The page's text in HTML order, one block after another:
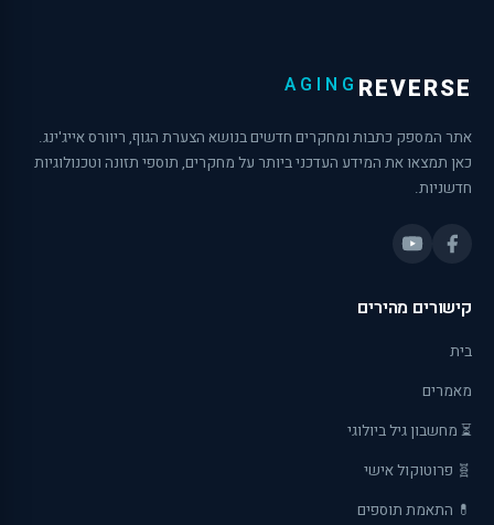
REVERSE
AGING
אתר המספק כתבות ומחקרים חדשים בנושא הצערת הגוף, ריוורס אייג'ינג.
כאן תמצאו את המידע העדכני ביותר על מחקרים, תוספי תזונה וטכנולוגיות
חדשניות.
קישורים מהירים
בית
מאמרים
⏳ מחשבון גיל ביולוגי
🧬 פרוטוקול אישי
💊 התאמת תוספים